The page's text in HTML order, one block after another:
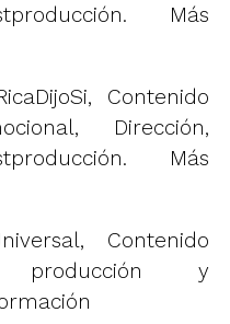
Más
Contenido
Dirección,
Más
Contenido
producción y